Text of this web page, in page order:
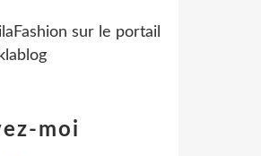
moi
sur le portail